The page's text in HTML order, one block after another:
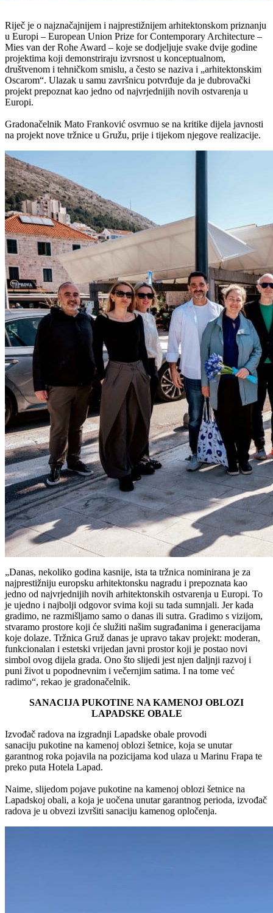
Riječ je o najznačajnijem i najprestižnijem arhitektonskom priznanju
u Europi – European Union Prize for Contemporary Architecture –
Mies van der Rohe Award – koje se dodjeljuje svake dvije godine
projektima koji demonstriraju izvrsnost u konceptualnom,
društvenom i tehničkom smislu, a često se naziva i „arhitektonskim
Oscarom“. Ulazak u samu završnicu potvrđuje da je dubrovački
projekt prepoznat kao jedno od najvrjednijih novih ostvarenja u
Europi.
Gradonačelnik Mato Franković osvrnuo se na kritike dijela javnosti
na projekt nove tržnice u Gružu, prije i tijekom njegove realizacije.
„Danas, nekoliko godina kasnije, ista ta tržnica nominirana je za
najprestižniju europsku arhitektonsku nagradu i prepoznata kao
jedno od najvrjednijih novih arhitektonskih ostvarenja u Europi. To
je ujedno i najbolji odgovor svima koji su tada sumnjali. Jer kada
gradimo, ne razmišljamo samo o danas ili sutra. Gradimo s vizijom,
stvaramo prostore koji će služiti našim sugrađanima i generacijama
koje dolaze. Tržnica Gruž danas je upravo takav projekt: moderan,
funkcionalan i estetski vrijedan javni prostor koji je postao novi
simbol ovog dijela grada. Ono što slijedi jest njen daljnji razvoj i
puni život u popodnevnim i večernjim satima. I na tome već
radimo“, rekao je gradonačelnik.
SANACIJA PUKOTINE NA KAMENOJ OBLOZI
LAPADSKE OBALE
Izvođač radova na izgradnji Lapadske obale provodi
sanaciju pukotine na kamenoj oblozi šetnice, koja se unutar
garantnog roka pojavila na pozicijama kod ulaza u Marinu Frapa te
preko puta Hotela Lapad.
Naime, slijedom pojave pukotine na kamenoj oblozi šetnice na
Lapadskoj obali, a koja je uočena unutar garantnog perioda, izvođač
radova je u obvezi izvršiti sanaciju kamenog opločenja.